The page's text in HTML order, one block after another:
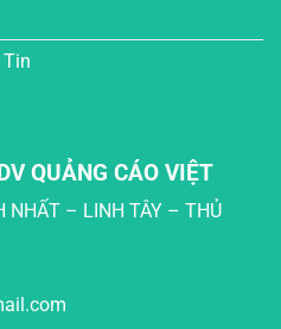
QUẢNG CÁO VIỆT
NHẤT – LINH TÂY – THỦ